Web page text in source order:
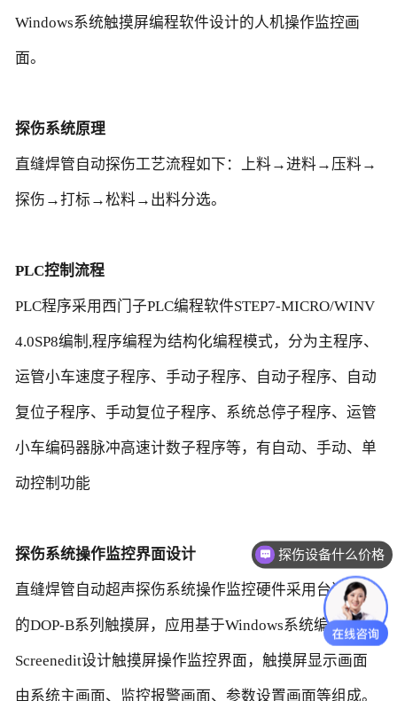
联系方式
Windows系统触摸屏编程软件设计的人机操作监控画
面。
探伤系统原理
直缝焊管自动探伤工艺流程如下：上料→进料→压料→
探伤→打标→松料→出料分选。
PLC控制流程
PLC程序采用西门子PLC编程软件STEP7-MICRO/WINV
4.0SP8编制,程序编程为结构化编程模式，分为主程序、
运管小车速度子程序、手动子程序、自动子程序、自动
复位子程序、手动复位子程序、系统总停子程序、运管
小车编码器脉冲高速计数子程序等，有自动、手动、单
动控制功能
探伤系统操作监控界面设计
直缝焊管自动超声探伤系统操作监控硬件采用台达公司
的DOP-B系列触摸屏，应用基于Windows系统编程软件
Screenedit设计触摸屏操作监控界面，触摸屏显示画面
由系统主画面、监控报警画面、参数设置画面等组成。
探伤设备什么价格